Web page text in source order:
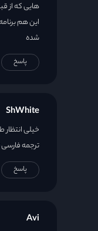
هایی که از
این هم
شده
پاسخ
ShWhite
خیلی انتظار
ترجمه
پاسخ
Avi